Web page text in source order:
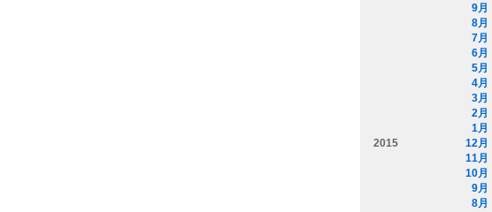
9月
8月
7月
6月
5月
4月
3月
2月
1月
2015
12月
11月
10月
9月
8月